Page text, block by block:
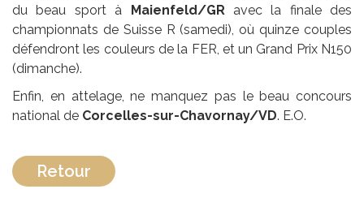
du beau sport à
Maienfeld/GRavec la finale des
championnats de Suisse R (samedi), où quinze couples
défendront les couleurs de la FER, et un Grand Prix N150
(dimanche).
Enfin, en attelage, ne manquez pas le beau concours
national de Corcelles-sur-Chavornay/VD. E.O.
Retour